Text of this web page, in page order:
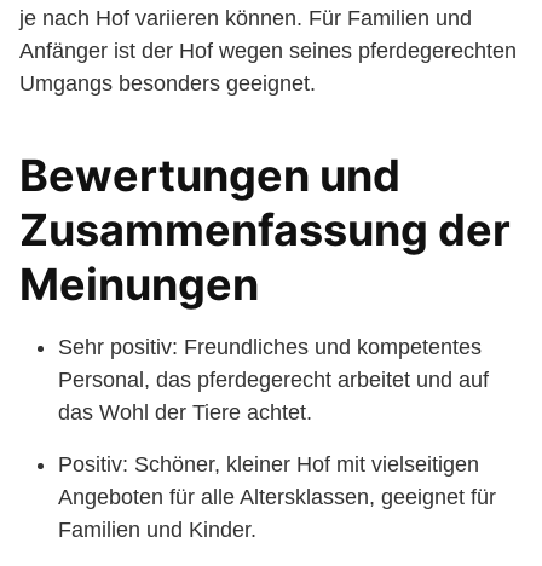
je nach Hof variieren können. Für Familien und
Anfänger ist der Hof wegen seines pferdegerechten
Umgangs besonders geeignet.
Bewertungen und
Zusammenfassung der
Meinungen
Sehr positiv: Freundliches und kompetentes
Personal, das pferdegerecht arbeitet und auf
das Wohl der Tiere achtet.
Positiv: Schöner, kleiner Hof mit vielseitigen
Angeboten für alle Altersklassen, geeignet für
Familien und Kinder.